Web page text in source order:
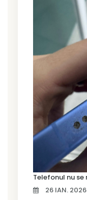
26 IAN. 2026